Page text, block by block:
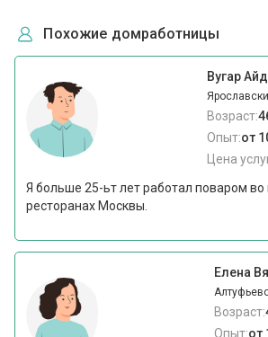
Похожие домработницы
Вугар
Возраст:
Опыт:от
Цена
Я больше 25-ьт лет работал поваром во
ресторанах Москвы.
Елена
Возраст:
Опыт:от